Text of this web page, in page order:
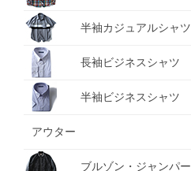
半袖カジュアルシャツ
長袖ビジネスシャツ
半袖ビジネスシャツ
アウター
ブルゾン・ジャンパー